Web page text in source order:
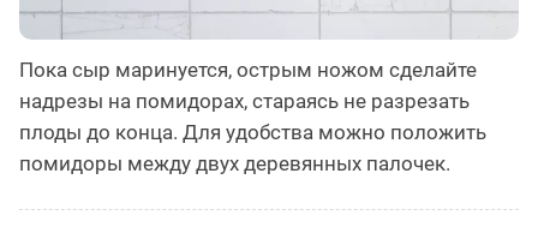
Пока сыр маринуется, острым ножом сделайте
надрезы на помидорах, стараясь не разрезать
плоды до конца. Для удобства можно положить
помидоры между двух деревянных палочек.